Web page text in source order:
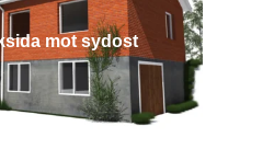
mot sydost